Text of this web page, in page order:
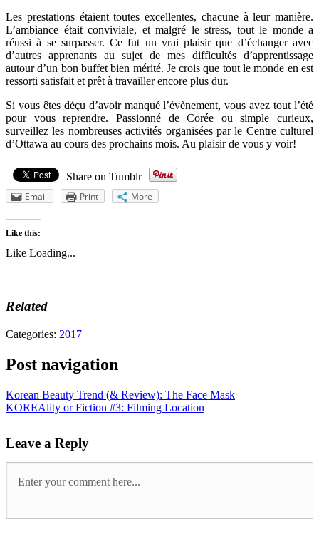
Les prestations étaient toutes excellentes, chacune à leur manière.
L’ambiance était conviviale, et malgré le stress, tout le monde a
réussi à se surpasser. Ce fut un vrai plaisir que d’échanger avec
d’autres apprenants au sujet de mes difficultés d’apprentissage
autour d’un bon buffet bien mérité. Je crois que tout le monde en est
ressorti satisfait et prêt à travailler encore plus dur.
Si vous êtes déçu d’avoir manqué l’évènement, vous avez tout l’été
pour vous reprendre. Passionné de Corée ou simple curieux,
surveillez les nombreuses activités organisées par le Centre culturel
d’Ottawa au cours des prochains mois. Au plaisir de vous y voir!
Share on Tumblr
Email
Print More
Like this:
Like Loading...
Related
Categories: 2017
Post navigation
Korean Beauty Trend (& Review): The Face Mask
KOREAlity or Fiction #3: Filming Location
Leave a Reply